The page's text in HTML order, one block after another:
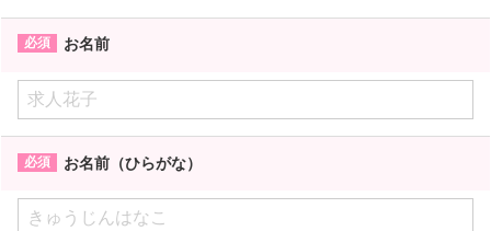
お名前
お名前（ひらがな）